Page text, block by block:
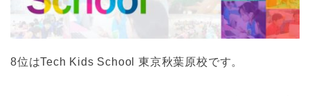
8位はTech Kids School 東京秋葉原校です。